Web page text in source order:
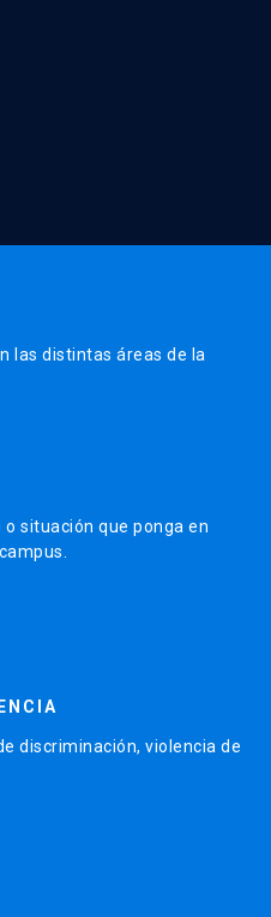
las distintas áreas de la
situación que ponga en
discriminación, violencia de